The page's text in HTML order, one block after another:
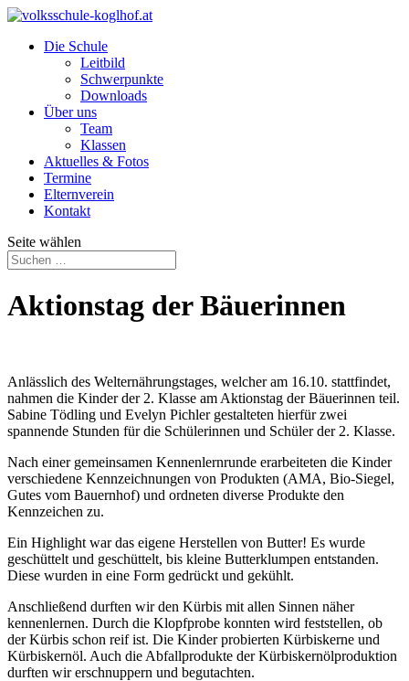
Die Schule
Leitbild
Schwerpunkte
Downloads
Über uns
Team
Klassen
Aktuelles & Fotos
Termine
Elternverein
Kontakt
Seite wählen
Aktionstag der Bäuerinnen
Anlässlich des Welternährungstages, welcher am 16.10. stattfindet,
nahmen die Kinder der 2. Klasse am Aktionstag der Bäuerinnen teil.
Sabine Tödling und Evelyn Pichler gestalteten hierfür zwei
spannende Stunden für die Schülerinnen und Schüler der 2. Klasse.
Nach einer gemeinsamen Kennenlernrunde erarbeiteten die Kinder
verschiedene Kennzeichnungen von Produkten (AMA, Bio-Siegel,
Gutes vom Bauernhof) und ordneten diverse Produkte den
Kennzeichen zu.
Ein Highlight war das eigene Herstellen von Butter! Es wurde
geschüttelt und geschüttelt, bis kleine Butterklumpen entstanden.
Diese wurden in eine Form gedrückt und gekühlt.
Anschließend durften wir den Kürbis mit allen Sinnen näher
kennenlernen. Durch die Klopfprobe konnten wird feststellen, ob
der Kürbis schon reif ist. Die Kinder probierten Kürbiskerne und
Kürbiskernöl. Auch die Abfallprodukte der Kürbiskernölproduktion
durften wir erschnuppern und begutachten.